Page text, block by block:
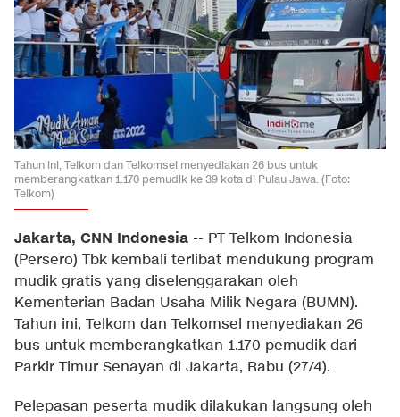
Tahun ini, Telkom dan Telkomsel menyediakan 26 bus untuk
memberangkatkan 1.170 pemudik ke 39 kota di Pulau Jawa. (Foto:
Telkom)
Jakarta, CNN Indonesia -- PT Telkom Indonesia
(Persero) Tbk kembali terlibat mendukung program
mudik gratis yang diselenggarakan oleh
Kementerian Badan Usaha Milik Negara (BUMN).
Tahun ini, Telkom dan Telkomsel menyediakan 26
bus untuk memberangkatkan 1.170 pemudik dari
Parkir Timur Senayan di Jakarta, Rabu (27/4).
Pelepasan peserta mudik dilakukan langsung oleh